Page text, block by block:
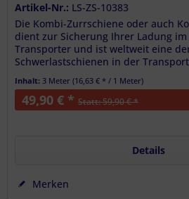
Artikel-Nr.: LS-ZS-10383
Die Kombi-Zurrschiene oder auch
dient zur Sicherung Ihrer Ladung im
Transporter und ist weltweit eine
Schwerlastschienen in der
Inhalt: 3 Meter (16,63 € * / 1 Meter)
49,90 € *Statt: 59,90 € *
Details
Merken